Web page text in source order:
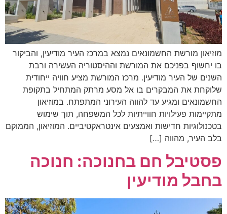
מוזיאון מורשת החשמונאים נמצא במרכז העיר מודיעין, והביקור
בו יחשוף בפניכם את המורשת וההיסטוריה העשירה ורבת
השנים של העיר מודיעין. מרכז המורשת מציע חוויה ייחודית
שלוקחת את המבקרים בו אל מסע מרתק המתחיל בתקופת
החשמונאים ומגיע עד להווה העירוני המתפתח. במוזיאון
מתקיימות פעילויות חווייתיות לכל המשפחה, תוך שימוש
בטכנולוגיות חדישות ואמצעים אינטראקטיביים. המוזיאון, הממוקם
בלב העיר, מהווה […]
פסטיבל חם בחנוכה: חנוכה
בחבל מודיעין